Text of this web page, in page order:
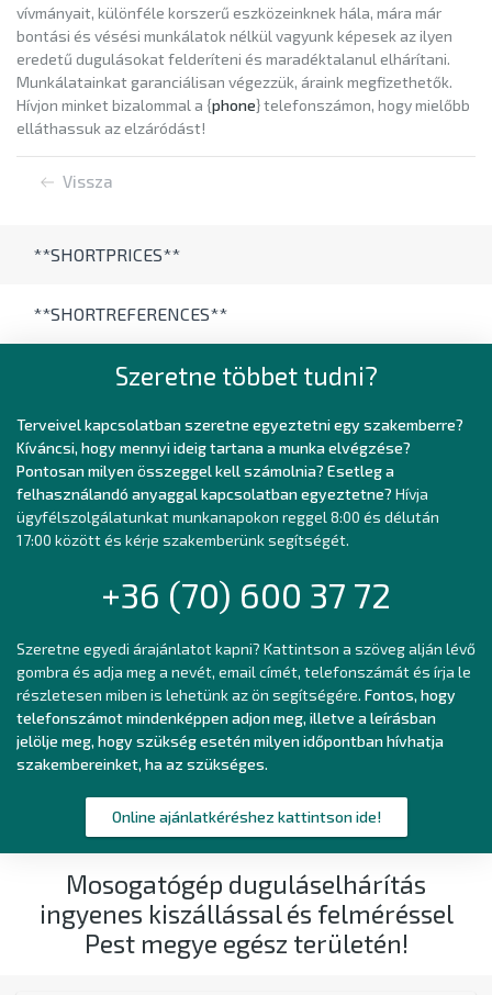
vívmányait, különféle korszerű eszközeinknek hála, mára már
bontási és vésési munkálatok nélkül vagyunk képesek az ilyen
eredetű dugulásokat felderíteni és maradéktalanul elhárítani.
Munkálatainkat garanciálisan végezzük, áraink megfizethetők.
Hívjon minket bizalommal a {phone} telefonszámon, hogy mielőbb
elláthassuk az elzáródást!
Vissza
**SHORTPRICES**
**SHORTREFERENCES**
Szeretne többet tudni?
Terveivel kapcsolatban szeretne egyeztetni egy szakemberre?
Kíváncsi, hogy mennyi ideig tartana a munka elvégzése?
Pontosan milyen összeggel kell számolnia? Esetleg a
felhasználandó anyaggal kapcsolatban egyeztetne? Hívja
ügyfélszolgálatunkat munkanapokon reggel 8:00 és délután
17:00 között és kérje szakemberünk segítségét.
+36 (70) 600 37 72
Szeretne egyedi árajánlatot kapni? Kattintson a szöveg alján lévő
gombra és adja meg a nevét, email címét, telefonszámát és írja le
részletesen miben is lehetünk az ön segítségére. Fontos, hogy
telefonszámot mindenképpen adjon meg, illetve a leírásban
jelölje meg, hogy szükség esetén milyen időpontban hívhatja
szakembereinket, ha az szükséges.
Online ajánlatkéréshez kattintson ide!
Mosogatógép duguláselhárítás
ingyenes kiszállással és felméréssel
Pest megye egész területén!